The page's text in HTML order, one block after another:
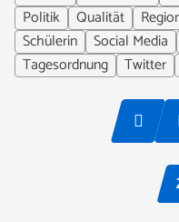
Politik
Qualität
Schülerin
Social Media
Tagesordnung
Twitter